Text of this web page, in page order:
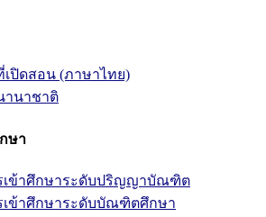
ปิดสอน (ภาษาไทย)
านาชาติ
ษา
เข้าศึกษาระดับปริญญาบัณฑิต
เข้าศึกษาระดับบัณฑิตศึกษา